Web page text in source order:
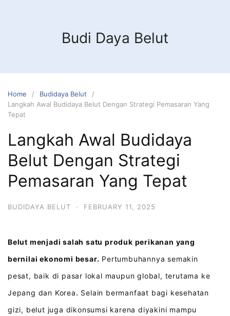
Budi Daya Belut
Home
Budidaya Belut
Langkah Awal Budidaya Belut Dengan Strategi Pemasaran Yang
Tepat
Langkah Awal Budidaya
Belut Dengan Strategi
Pemasaran Yang Tepat
BUDIDAYA BELUT · FEBRUARY 11, 2025
Belut menjadi salah satu produk perikanan yang
bernilai ekonomi besar. Pertumbuhannya semakin
pesat, baik di pasar lokal maupun global, terutama ke
Jepang dan Korea. Selain bermanfaat bagi kesehatan
gizi, belut juga dikonsumsi karena diyakini mampu